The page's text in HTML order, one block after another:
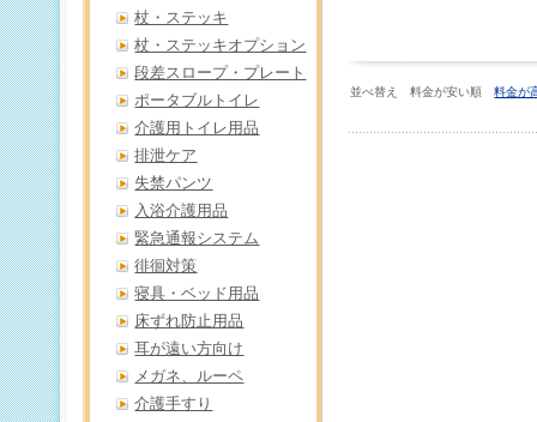
並べ替え 料金が安い順料金が
杖・ステッキ
杖・ステッキオプション
段差スロープ・プレート
ポータブルトイレ
介護用トイレ用品
排泄ケア
失禁パンツ
入浴介護用品
緊急通報システム
徘徊対策
寝具・ベッド用品
床ずれ防止用品
耳が遠い方向け
メガネ、ルーペ
介護手すり